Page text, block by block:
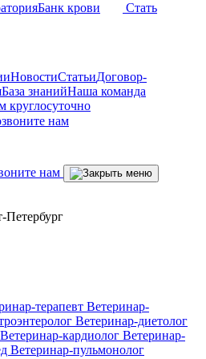
Банк крови
Стать
НовостиСтатьиДоговор-
База знанийНаша команда
круглосуточно
Петербург
терапевт Ветеринар-
Ветеринар-диетолог
Ветеринар-кардиолог Ветеринар-
Ветеринар-пульмонолог